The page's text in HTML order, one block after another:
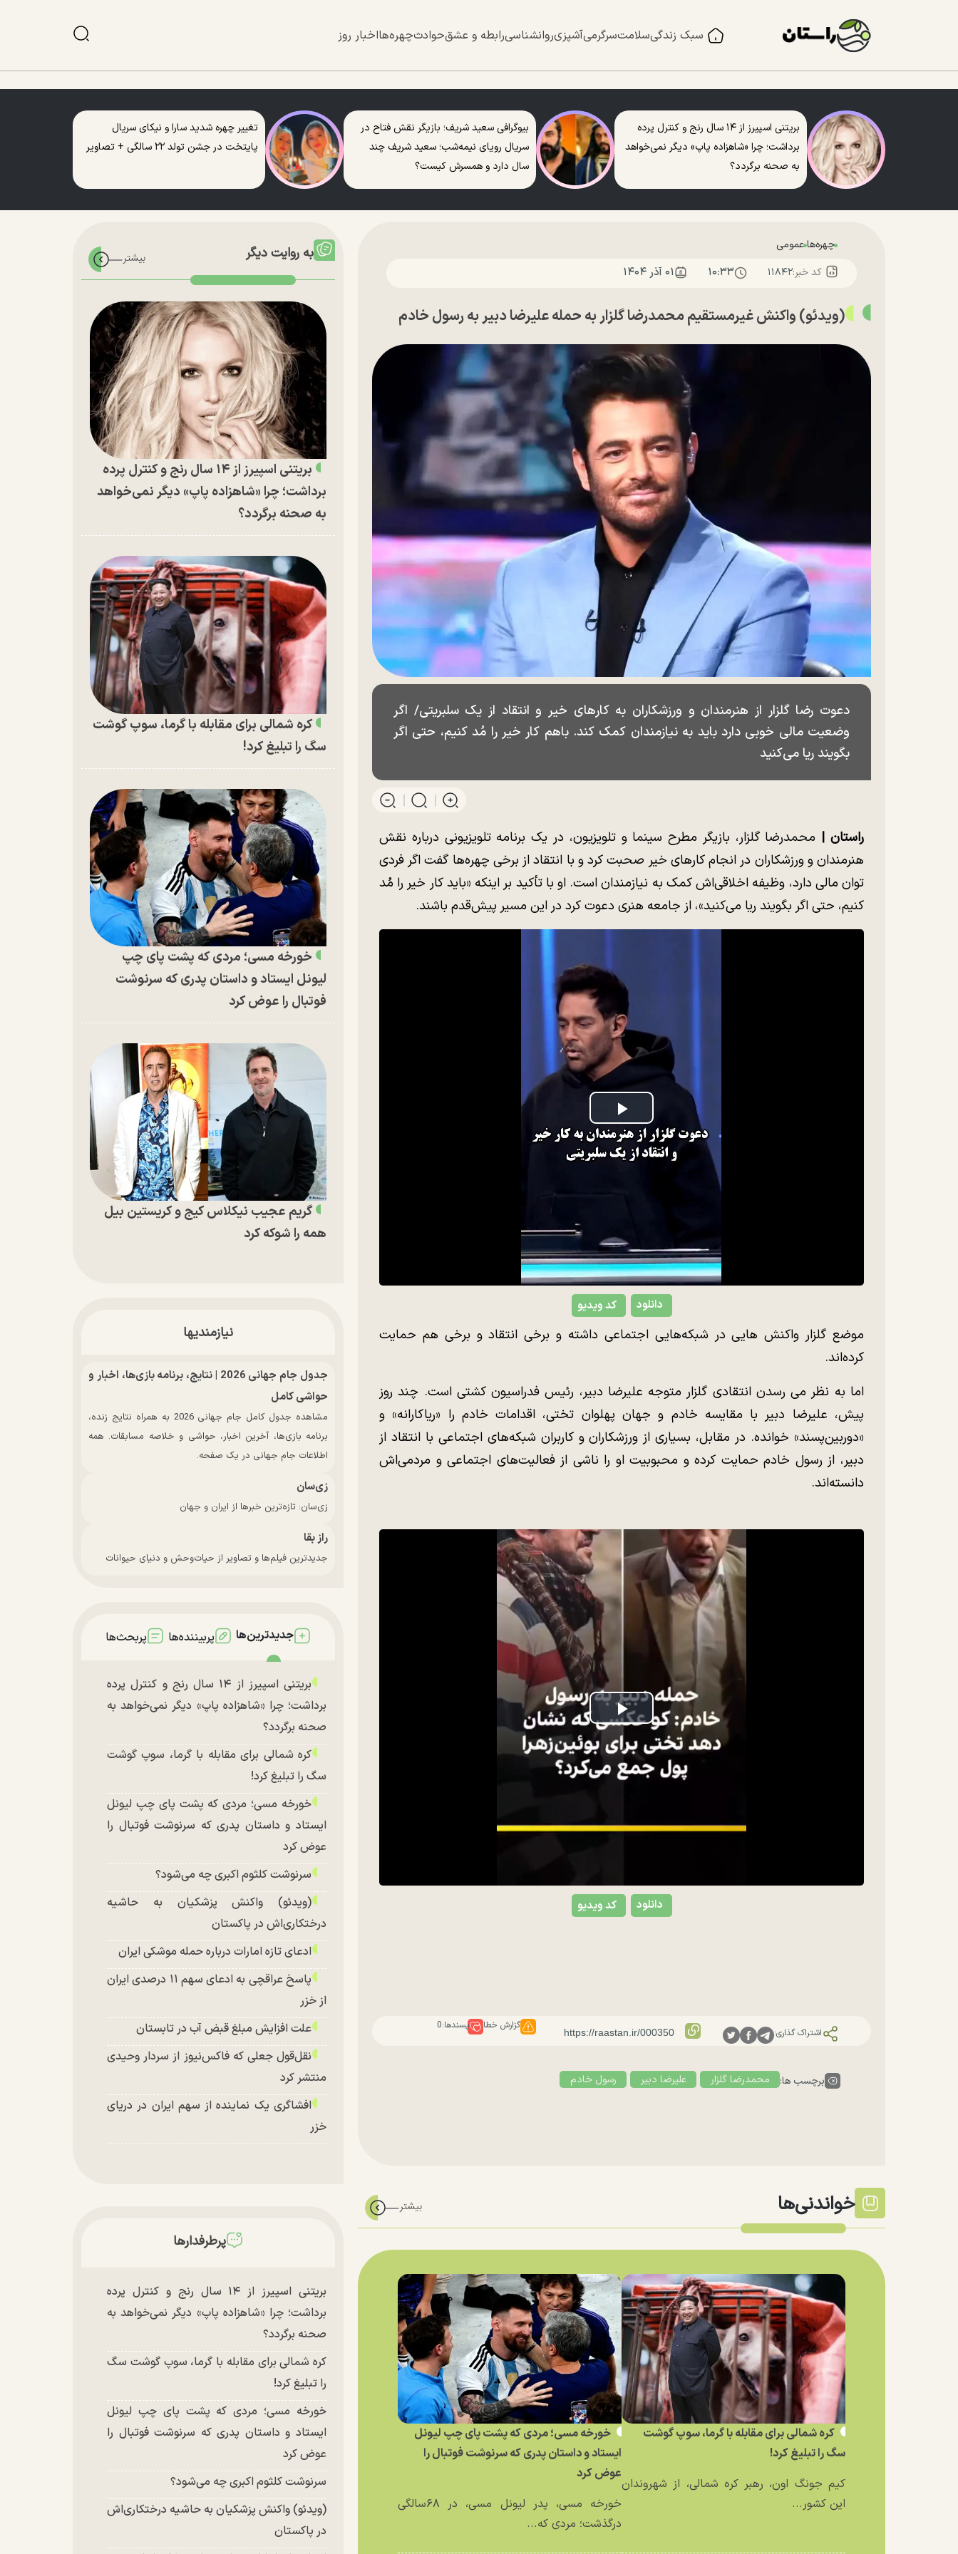
سبک زندگیسلامتسرگرمیآشپزیروانشناسیرابطه و عشقحوادثچهره‌هااخبار روز
بریتنی اسپیرز از ۱۴ سال رنج و کنترل پرده
برداشت؛ چرا «شاهزاده پاپ» دیگر نمی‌خواهد
به صحنه برگردد؟
بیوگرافی سعید شریف؛ بازیگر نقش فتاح در
سریال رویای نیمه‌شب؛ سعید شریف چند
سال دارد و همسرش کیست؟
تغییر چهره شدید سارا و نیکای سریال
پایتخت در جشن تولد ۲۲ سالگی + تصاویر
چهره‌هاعمومی
کد خبر:۱۱۸۴۲ ۱۰:۳۳ ۰۱ آذر ۱۴۰۴
(ویدئو) واکنش غیرمستقیم محمدرضا گلزار به حمله علیرضا دبیر به رسول خادم
دعوت رضا گلزار از هنرمندان و ورزشکاران به کارهای خیر و انتقاد از یک سلبریتی/ اگر
وضعیت مالی خوبی دارد باید به نیازمندان کمک کند. باهم کار خیر را مُد کنیم، حتی اگر
بگویند ریا می‌کنید
راستان | محمدرضا گلزار، بازیگر مطرح سینما و تلویزیون، در یک برنامه تلویزیونی درباره نقش
هنرمندان و ورزشکاران در انجام کارهای خیر صحبت کرد و با انتقاد از برخی چهره‌ها گفت اگر فردی
توان مالی دارد، وظیفه اخلاقی‌اش کمک به نیازمندان است. او با تأکید بر اینکه «باید کار خیر را مُد
کنیم، حتی اگر بگویند ریا می‌کنید»، از جامعه هنری دعوت کرد در این مسیر پیش‌قدم باشند.
Play
Video
کد ویدیو دانلود
موضع گلزار واکنش هایی در شبکه‌هایی اجتماعی داشته و برخی انتقاد و برخی هم حمایت
کرده‌اند.
اما به نظر می رسدن انتقادی گلزار متوجه علیرضا دبیر، رئیس فدراسیون کشتی است. چند روز
پیش، علیرضا دبیر با مقایسه خادم و جهان پهلوان تختی، اقدامات خادم را «ریاکارانه» و
«دوربین‌پسند» خوانده. در مقابل، بسیاری از ورزشکاران و کاربران شبکه‌های اجتماعی با انتقاد از
دبیر، از رسول خادم حمایت کرده و محبوبیت او را ناشی از فعالیت‌های اجتماعی و مردمی‌اش
دانسته‌اند.
Play
Video
کد ویدیو دانلود
اشتراک گذاری:
گزارش خطا پسندها:0
برچسب ها: محمدرضا گلزار علیرضا دبیر رسول خادم
خواندنی‌ها
کره شمالی برای مقابله با گرما، سوپ گوشت
سگ را تبلیغ کرد!
کیم جونگ اون، رهبر کره شمالی، از شهروندان
این کشور...
خورخه مسی؛ مردی که پشت پای چپ لیونل
ایستاد و داستان پدری که سرنوشت فوتبال را
عوض کرد
خورخه مسی، پدر لیونل مسی، در ۶۸سالگی
درگذشت؛ مردی که...
به روایت دیگر
بریتنی اسپیرز از ۱۴ سال رنج و کنترل پرده
برداشت؛ چرا «شاهزاده پاپ» دیگر نمی‌خواهد
به صحنه برگردد؟
کره شمالی برای مقابله با گرما، سوپ گوشت
سگ را تبلیغ کرد!
خورخه مسی؛ مردی که پشت پای چپ
لیونل ایستاد و داستان پدری که سرنوشت
فوتبال را عوض کرد
گریم عجیب نیکلاس کیج و کریستین بیل
همه را شوکه کرد
نیازمندیها
جدول جام جهانی 2026 | نتایج، برنامه بازی‌ها، اخبار و
حواشی کامل
مشاهده جدول کامل جام جهانی 2026 به همراه نتایج زنده،
برنامه بازی‌ها، آخرین اخبار، حواشی و خلاصه مسابقات. همه
اطلاعات جام جهانی در یک صفحه.
زی‌سان
زی‌سان: تازه‌ترین خبرها از ایران و جهان
راز بقا
جدیدترین فیلم‌ها و تصاویر از حیات‌وحش و دنیای حیوانات
جدیدترین‌ها پربیننده‌ها پربحث‌ها
بریتنی اسپیرز از ۱۴ سال رنج و کنترل پرده
برداشت؛ چرا «شاهزاده پاپ» دیگر نمی‌خواهد به
صحنه برگردد؟
کره شمالی برای مقابله با گرما، سوپ گوشت
سگ را تبلیغ کرد!
خورخه مسی؛ مردی که پشت پای چپ لیونل
ایستاد و داستان پدری که سرنوشت فوتبال را
عوض کرد
سرنوشت کلثوم اکبری چه می‌شود؟
(ویدئو) واکنش پزشکیان به حاشیه
درختکاری‌اش در پاکستان
ادعای تازه امارات درباره حمله موشکی ایران
پاسخ عراقچی به ادعای سهم ۱۱ درصدی ایران
از خزر
علت افزایش مبلغ قبض آب در تابستان
نقل‌قول جعلی که فاکس‌نیوز از سردار وحیدی
منتشر کرد
افشاگری یک نماینده از سهم ایران در دریای
خزر
پرطرفدارها
بریتنی اسپیرز از ۱۴ سال رنج و کنترل پرده
برداشت؛ چرا «شاهزاده پاپ» دیگر نمی‌خواهد به
صحنه برگردد؟
کره شمالی برای مقابله با گرما، سوپ گوشت سگ
را تبلیغ کرد!
خورخه مسی؛ مردی که پشت پای چپ لیونل
ایستاد و داستان پدری که سرنوشت فوتبال را
عوض کرد
سرنوشت کلثوم اکبری چه می‌شود؟
(ویدئو) واکنش پزشکیان به حاشیه درختکاری‌اش
در پاکستان